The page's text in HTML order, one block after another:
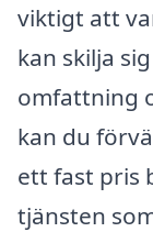
viktigt att
kan skilja
omfattning
kan du
ett fast pris
tjänsten